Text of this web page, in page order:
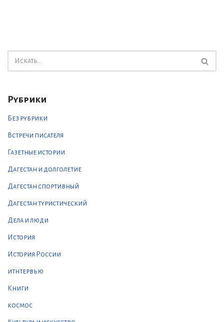
Рубрики
Без рубрики
Встречи писателя
Газетные истории
Дагестан и долголетие
Дагестан спортивный
Дагестан туристический
Дела и люди
История
История России
итнтервью
Книги
космос